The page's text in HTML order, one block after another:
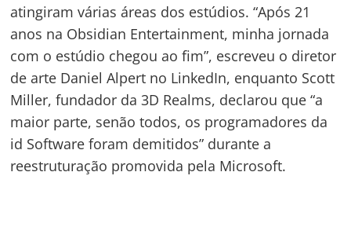
atingiram várias áreas dos estúdios. “Após 21
anos na Obsidian Entertainment, minha jornada
com o estúdio chegou ao fim”, escreveu o diretor
de arte Daniel Alpert no LinkedIn, enquanto Scott
Miller, fundador da 3D Realms, declarou que “a
maior parte, senão todos, os programadores da
id Software foram demitidos” durante a
reestruturação promovida pela Microsoft.